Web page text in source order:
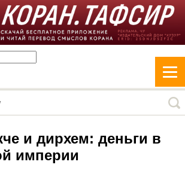
и дирхем: деньги в
империи